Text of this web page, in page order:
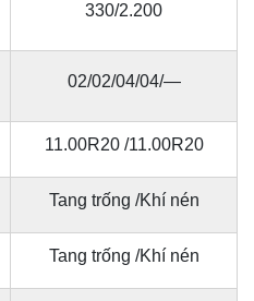
330/2.200
02/02/04/04/—
11.00R20 /11.00R20
Tang trống /Khí nén
Tang trống /Khí nén